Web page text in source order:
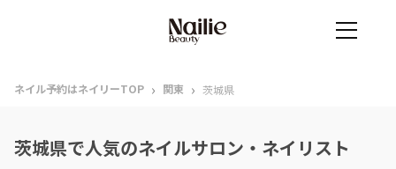
ネイル予約はネイリーTOP › 関東 › 茨城県
茨城県で人気のネイルサロン・ネイリスト